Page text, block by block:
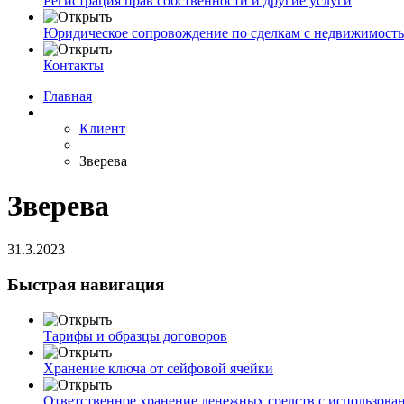
Юридическое сопровождение по сделкам с
Контакты
Главная
Клиент
Зверева
Зверева
31.3.2023
Быстрая навигация
Тарифы и образцы договоров
Хранение ключа от сейфовой ячейки
Ответственное хранение денежных средств с